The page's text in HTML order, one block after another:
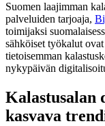
Suomen laajimman
palveluiden tarjoaja,
toimijaksi
sähköiset työkalut
tietoisemman
nykypäivän
Kalastusalan
kasvava